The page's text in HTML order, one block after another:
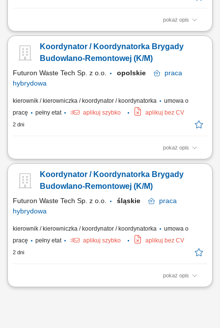
pokaż opis
Obowiązki: Koordynacja codziennych zadań brygady oraz przydzielanie
realizowanych projektów nN/SN; Nadzór nad zachowaniem standardów
bezpieczeństwa i jakości robót; Informowanie kadry zarządzającej o
Koordynator / Koordynatorka Brygady
Budowlano-Remontowej (K/M)
Futuron Waste Tech Sp. z o.o. opolskie
praca
hybrydowa
kierownik / kierowniczka / koordynator / koordynatorka
umowa o
pracę
pełny etat aplikuj szybko aplikuj bez CV
2 dni
pokaż opis
Organiczna obsługa i merytoryczne kierowanie pracami związanymi z
Rozdzielanie zadań w zespole, rozliczanie harmonogramów i nadzór
nad sprawnym przebiegiem robót w terenie. Kontrola techniczna
Koordynator / Koordynatorka Brygady
Budowlano-Remontowej (K/M)
Futuron Waste Tech Sp. z o.o. śląskie
praca
hybrydowa
kierownik / kierowniczka / koordynator / koordynatorka
umowa o
pracę
pełny etat aplikuj szybko aplikuj bez CV
2 dni
pokaż opis
Organiczna obsługa i merytoryczne kierowanie pracami związanymi z